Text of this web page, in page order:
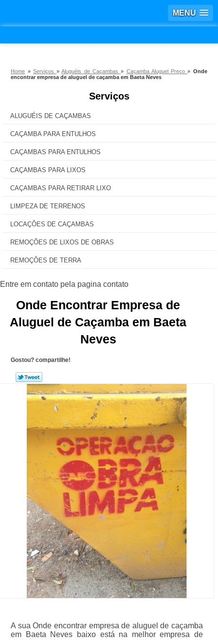
MENU
Home » Serviços»Aluguéis de Caçambas» Caçamba Aluguel Preço» Onde
encontrar empresa de aluguel de caçamba em Baeta Neves
Serviços
ALUGUÉIS DE CAÇAMBAS
CAÇAMBA PARA ENTULHOS
CAÇAMBAS PARA ENTULHOS
CAÇAMBAS PARA LIXOS
CAÇAMBAS PARA RETIRAR LIXO
LIMPEZA DE TERRENOS
LOCAÇÕES DE CAÇAMBAS
REMOÇÕES DE LIXOS DE OBRAS
REMOÇÕES DE TERRA
Onde Encontrar Empresa de
Aluguel de Caçamba em Baeta
Neves
Gostou? compartilhe!
A sua Onde encontrar empresa de aluguel de caçamba
em Baeta Neves baixo está na melhor empresa de